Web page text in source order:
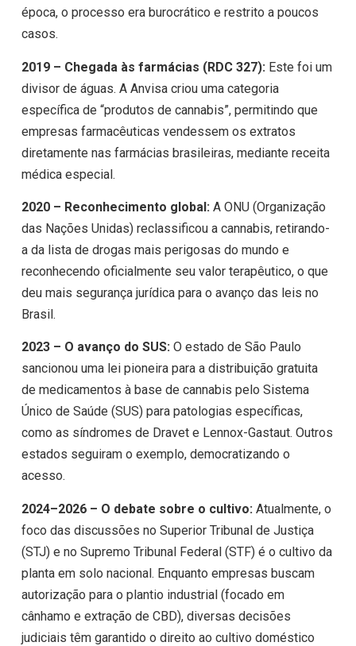
época, o processo era burocrático e restrito a poucos
casos.
2019 – Chegada às farmácias (RDC 327): Este foi um
divisor de águas. A Anvisa criou uma categoria
específica de “produtos de cannabis”, permitindo que
empresas farmacêuticas vendessem os extratos
diretamente nas farmácias brasileiras, mediante receita
médica especial.
2020 – Reconhecimento global:A ONU (Organização
das Nações Unidas) reclassificou a cannabis, retirando-
a da lista de drogas mais perigosas do mundo e
reconhecendo oficialmente seu valor terapêutico, o que
deu mais segurança jurídica para o avanço das leis no
Brasil.
2023 – O avanço do SUS:O estado de São Paulo
sancionou uma lei pioneira para a distribuição gratuita
de medicamentos à base de cannabis pelo Sistema
Único de Saúde (SUS) para patologias específicas,
como as síndromes de Dravet e Lennox-Gastaut. Outros
estados seguiram o exemplo, democratizando o
acesso.
2024–2026 – O debate sobre o cultivo:Atualmente, o
foco das discussões no Superior Tribunal de Justiça
(STJ) e no Supremo Tribunal Federal (STF) é o cultivo da
planta em solo nacional. Enquanto empresas buscam
autorização para o plantio industrial (focado em
cânhamo e extração de CBD), diversas decisões
judiciais têm garantido o direito ao cultivo doméstico